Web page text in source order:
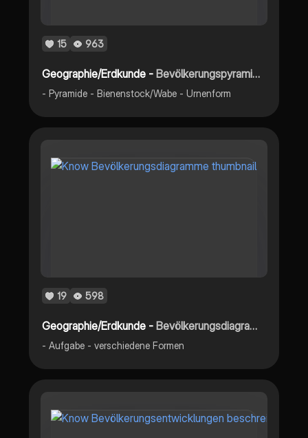
15 963
Geographie/Erdkunde -Bevölkerungspyramiden
- Pyramide - Bienenstock/Wabe - Urnenform
19 598
Geographie/Erdkunde -Bevölkerungsdiagramme
- Aufgabe - verschiedene Formen